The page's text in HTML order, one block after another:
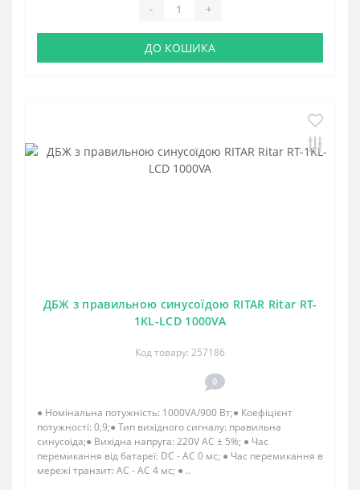
- +
ДО КОШИКА
ДБЖ з правильною синусоїдою RITAR Ritar RT-
1KL-LCD 1000VA
Код товару: 257186
0
● Номінальна потужність: 1000VA/900 Вт;● Коефіцієнт
потужності: 0,9;● Тип вихідного сигналу: правильна
синусоїда;● Вихідна напруга: 220V AC ± 5%; ● Час
перемикання від батареї: DC - AC 0 мс; ● Час перемикання в
мережі транзит: AC - AC 4 мс; ● ..